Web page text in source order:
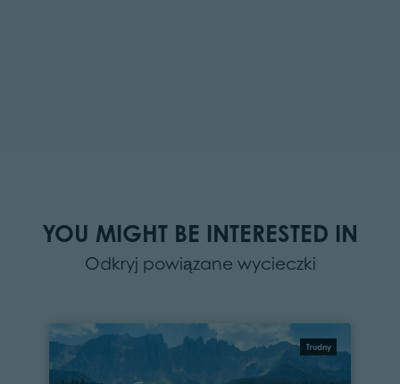
YOU MIGHT BE INTERESTED IN
Odkryj powiązane wycieczki
Trudny